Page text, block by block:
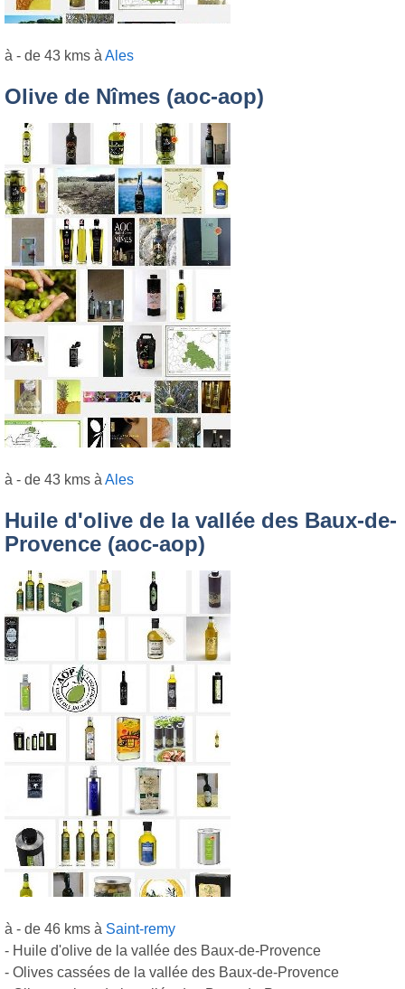
à - de 43 kms à Ales
Olive de Nîmes (aoc-aop)
à - de 43 kms à Ales
Huile d'olive de la vallée des Baux-de-
Provence (aoc-aop)
à - de 46 kms à Saint-remy
- Huile d'olive de la vallée des Baux-de-Provence
- Olives cassées de la vallée des Baux-de-Provence